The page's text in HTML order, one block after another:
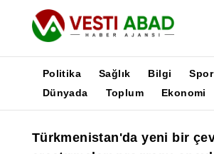
Yayınlar
Politika Sağlık Bilgi Spor
Dünyada
Toplum Ekonomi
Türkmenistan'da yeni bir